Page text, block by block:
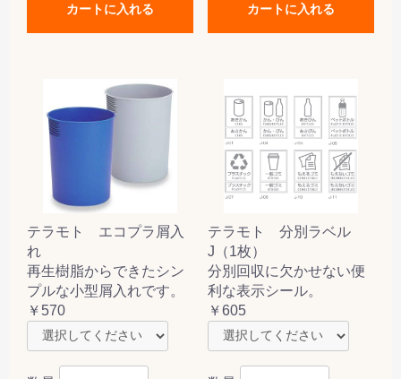
カートに入れる カートに入れる
テラモト エコプラ屑入
れ
再生樹脂からできたシン
プルな小型屑入れです。
￥570
テラモト 分別ラベル
J（1枚）
分別回収に欠かせない便
利な表示シール。
￥605